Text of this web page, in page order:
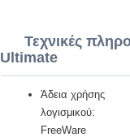
Τεχνικές
Ultimate
Άδεια χρήσης
λογισμικού:
FreeWare